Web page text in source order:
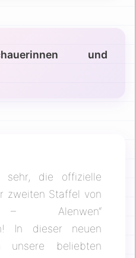
und
die offizielle
zweiten Staffel von
– Alenwen“
In dieser neuen
unsere beliebten